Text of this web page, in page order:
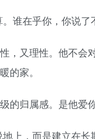
谁在乎你，你说了
又理性。他不会
的家。
归属感。是他爱你
上，而是建立在长